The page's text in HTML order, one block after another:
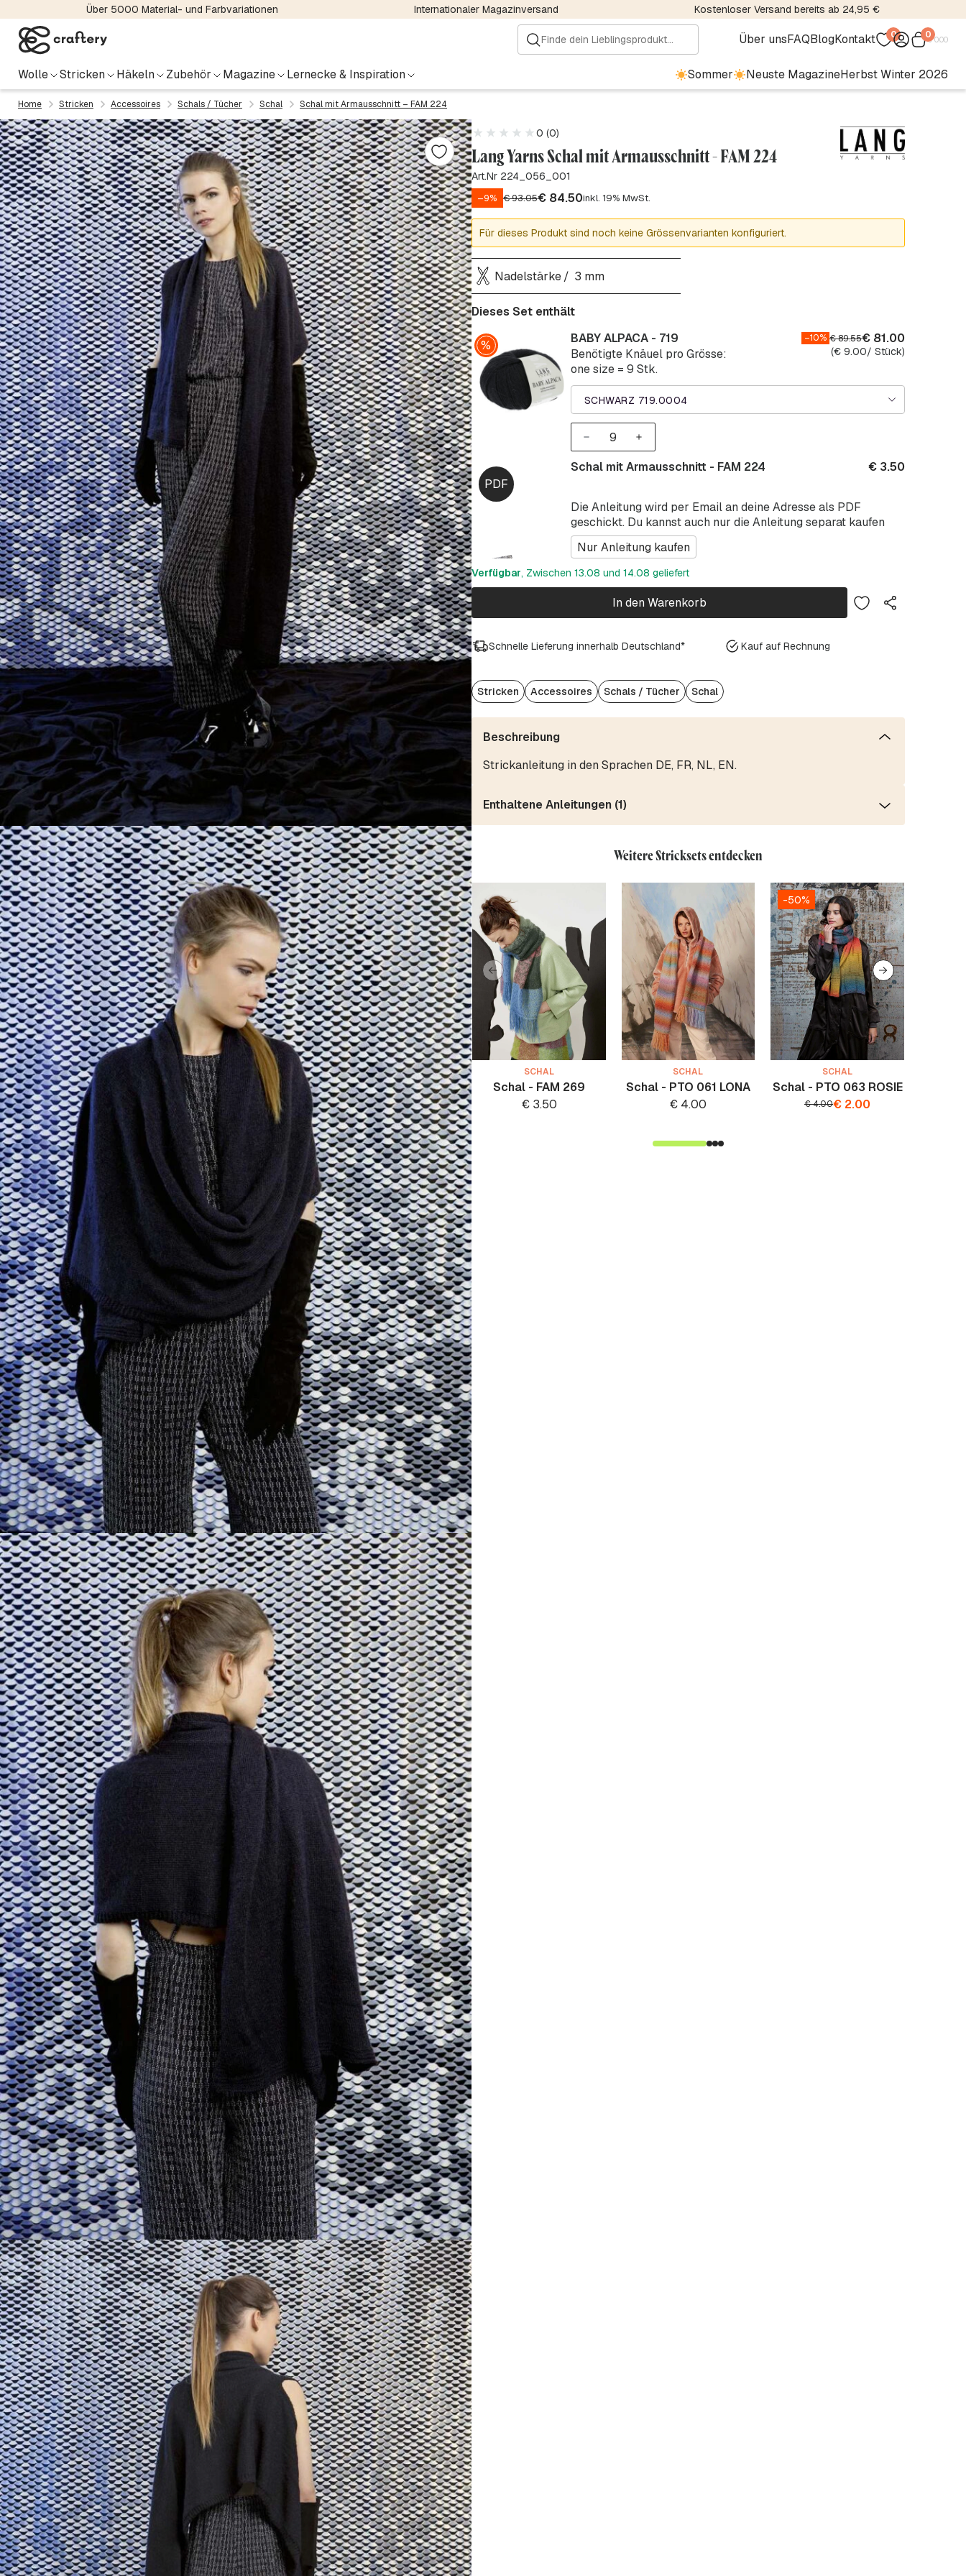
Über 5000 Material- und Farbvariationen Internationaler Magazinversand Kostenloser Versand bereits ab 24,95 €
Über unsFAQBlogKontakt 0 0€0.00
Wolle Stricken Häkeln Zubehör Magazine Lernecke & Inspiration Sommer Neuste MagazineHerbst Winter 2026
Home Stricken Accessoires Schals / Tücher Schal Schal mit Armausschnitt – FAM 224
0 (0)
Lang Yarns Schal mit Armausschnitt - FAM 224
Art.Nr 224_056_001
–9% €93.05€84.50inkl. 19% MwSt.
Für dieses Produkt sind noch keine Grössenvarianten konfiguriert.
Nadelstärke 3 mm
Dieses Set enthält
SCHWARZ 719.0004
BABY ALPACA - 719
Benötigte Knäuel pro Grösse:
one size = 9 Stk.
–10% €89.55€81.00
(€9.00/ Stück)
Die Anleitung wird per Email an deine Adresse als PDF
geschickt. Du kannst auch nur die Anleitung separat kaufen
Nur Anleitung kaufen
Schal mit Armausschnitt - FAM 224 €3.50
Verfügbar, Zwischen 13.08 und 14.08 geliefert
In den Warenkorb
Schnelle Lieferung innerhalb Deutschland* Kauf auf Rechnung
Stricken Accessoires Schals / Tücher Schal
Beschreibung
Strickanleitung in den Sprachen DE, FR, NL, EN.
Enthaltene Anleitungen (1)
Weitere Stricksets entdecken
SCHAL
Schal - FAM 269
€3.50
SCHAL
Schal - PTO 061 LONA
€ 4.00
-50%
SCHAL
Schal - PTO 063 ROSIE
€4.00€ 2.00